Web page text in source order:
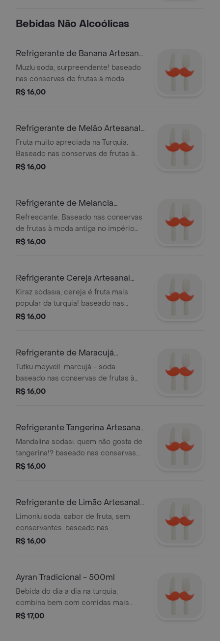
Bebidas Não Alcoólicas
Refrigerante de Banana Artesanal
500Ml
Muzlu soda, surpreendente! baseado
nas conservas de frutas à moda
antiga no império otomano e mundo
R$ 16,00
Refrigerante de Melão Artesanal
- 500ml
Fruta muito apreciada na Turquia.
Baseado nas conservas de frutas à
moda antiga no império Otomano e
R$ 16,00
Refrigerante de Melancia
artesanal 500ml
Refrescante. Baseado nas conservas
de frutas à moda antiga no império
Otomano e mundo árabe. Gaseificado
R$ 16,00
Refrigerante Cereja Artesanal
500Ml
Kiraz sodasıa, cereja é fruta mais
popular da turquia! baseado nas
conservas de frutas à moda antiga no
500ml.
R$ 16,00
Refrigerante de Maracujá
Artesanal 500Ml
Tutku meyveli. marcujá - soda
baseado nas conservas de frutas à
moda antiga no império otomano e
R$ 16,00
Refrigerante Tangerina Artesanal
500Ml
Mandalina sodası. quem não gosta de
tangerina!? baseado nas conservas
de frutas à moda antiga no império
R$ 16,00
Refrigerante de Limão Artesanal
500Ml
Limonlu soda. sabor de fruta, sem
conservantes. baseado nas
conservas de frutas à moda antiga no
500ml.
R$ 16,00
Ayran Tradicional - 500ml
Bebida do dia a dia na turquia,
combina bem com comidas mais
temperadas e churrasco.
R$ 17,00